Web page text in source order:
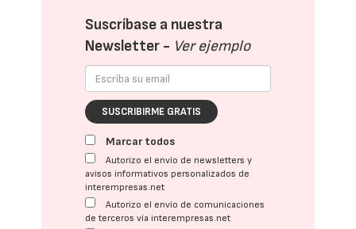
Suscríbase a nuestra
Newsletter - Ver ejemplo
SUSCRIBIRME GRATIS
Marcar todos
Autorizo el envío de newsletters y
avisos informativos personalizados de
interempresas.net
Autorizo el envío de comunicaciones
de terceros vía interempresas.net